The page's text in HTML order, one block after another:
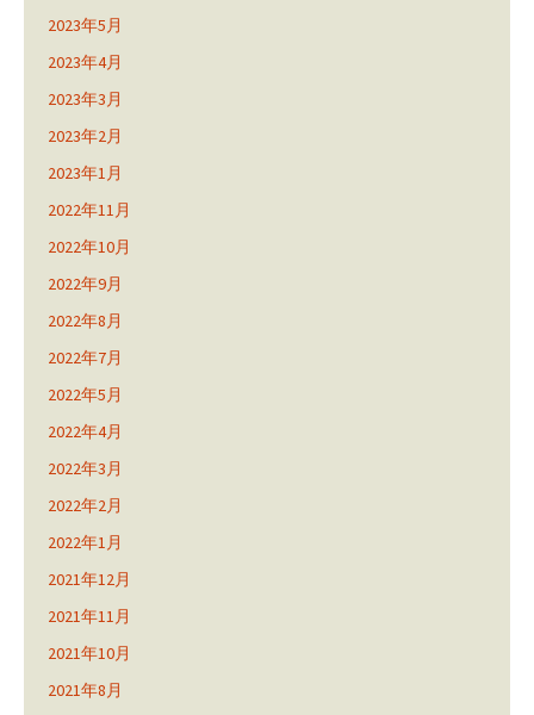
2023年5月
2023年4月
2023年3月
2023年2月
2023年1月
2022年11月
2022年10月
2022年9月
2022年8月
2022年7月
2022年5月
2022年4月
2022年3月
2022年2月
2022年1月
2021年12月
2021年11月
2021年10月
2021年8月